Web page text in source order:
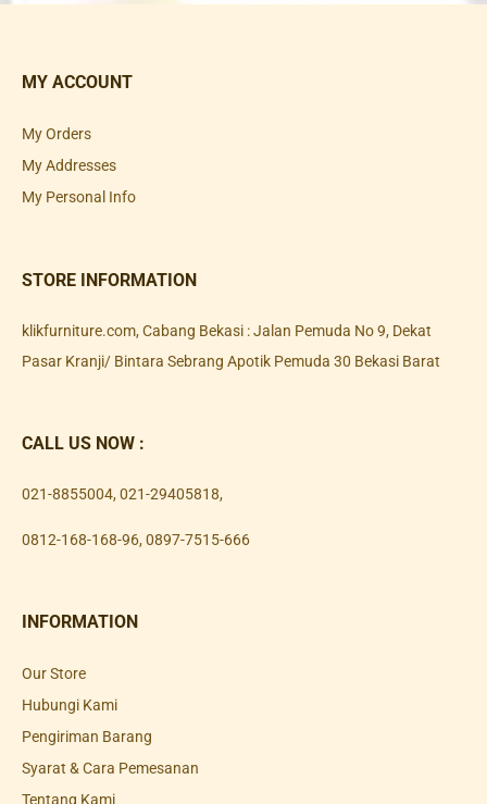
MY ACCOUNT
My Orders
My Addresses
My Personal Info
STORE INFORMATION
klikfurniture.com, Cabang Bekasi : Jalan Pemuda No 9, Dekat
Pasar Kranji/ Bintara Sebrang Apotik Pemuda 30 Bekasi Barat
CALL US NOW :
021-8855004, 021-29405818,
0812-168-168-96, 0897-7515-666
INFORMATION
Our Store
Hubungi Kami
Pengiriman Barang
Syarat & Cara Pemesanan
Tentang Kami